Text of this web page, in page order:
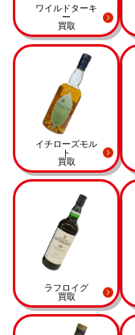
ワイルドターキ
ー
買取
イチローズモル
ト
買取
ラフロイグ
買取